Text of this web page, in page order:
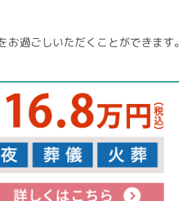
過ごしいただくことができます。